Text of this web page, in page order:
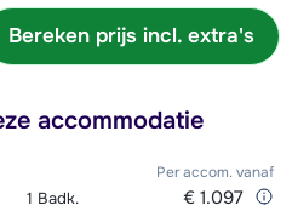
€ 165,00
€ 142,50
€ 25,50
€ 165,00
€ 23,50
€ 60,00
Bereken prijs incl. extra's
accommodatie
Per accom. vanaf
1 Badk. € 1.097